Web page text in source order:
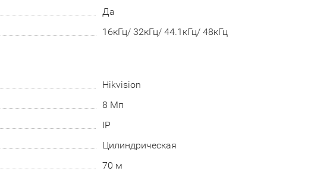
Да
16кГц/ 32кГц/ 44.1кГц/ 48кГц
Hikvision
8 Мп
IP
Цилиндрическая
70 м